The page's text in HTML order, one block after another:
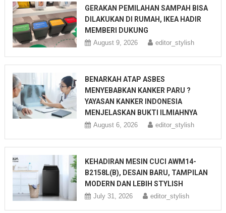
GERAKAN PEMILAHAN SAMPAH BISA
DILAKUKAN DI RUMAH, IKEA HADIR
MEMBERI DUKUNG
August 9, 2026 editor_stylish
BENARKAH ATAP ASBES
MENYEBABKAN KANKER PARU ?
YAYASAN KANKER INDONESIA
MENJELASKAN BUKTI ILMIAHNYA
August 6, 2026 editor_stylish
KEHADIRAN MESIN CUCI AWM14-
B2158L(B), DESAIN BARU, TAMPILAN
MODERN DAN LEBIH STYLISH
July 31, 2026 editor_stylish